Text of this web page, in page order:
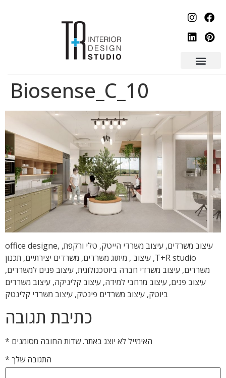
Biosense_C_10
עיצוב משרדים, עיצוב משרדי הייטק, טלי ורקפת, office designe,
T+R studio, עיצוב , מיתוג משרדים, משרדים יצירתיים, תכנון
משרדים, עיצוב משרדי חברה ביוטכנולוגית, עיצוב פנים למשרדים,
עיצוב פנים, עיצוב מרחבי למידה, עיצוב קליניקה, עיצוב משרדים
ביוטק, עיצוב משרדים פינטק, עיצוב משרדי קלינטק
כתיבת תגובה
האימייל לא יוצג באתר.שדות החובה מסומנים *
התגובה שלך *